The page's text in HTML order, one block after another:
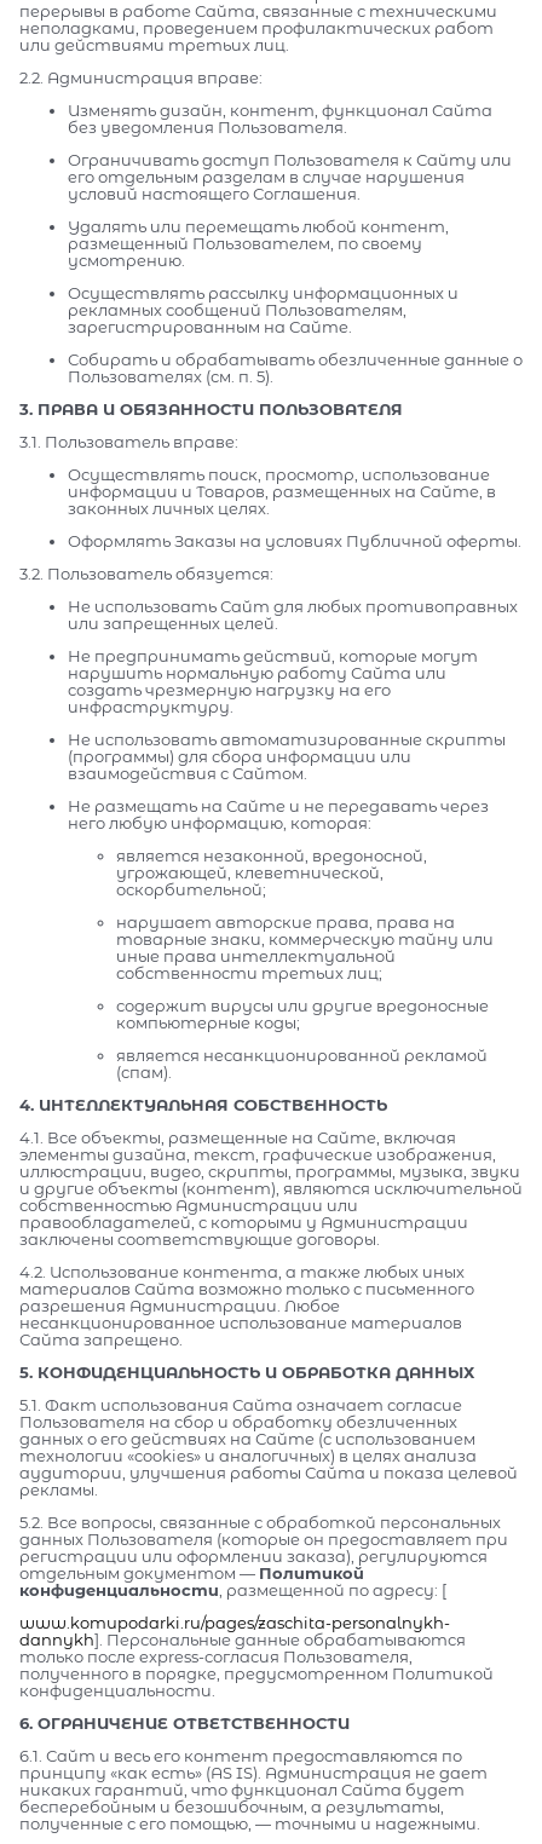
перерывы в работе Сайта, связанные с техническими
неполадками, проведением профилактических работ
или действиями третьих лиц.
2.2. Администрация вправе:
Изменять дизайн, контент, функционал Сайта
без уведомления Пользователя.
Ограничивать доступ Пользователя к Сайту или
его отдельным разделам в случае нарушения
условий настоящего Соглашения.
Удалять или перемещать любой контент,
размещенный Пользователем, по своему
усмотрению.
Осуществлять рассылку информационных и
рекламных сообщений Пользователям,
зарегистрированным на Сайте.
Собирать и обрабатывать обезличенные данные о
Пользователях (см. п. 5).
3. ПРАВА И ОБЯЗАННОСТИ ПОЛЬЗОВАТЕЛЯ
3.1. Пользователь вправе:
Осуществлять поиск, просмотр, использование
информации и Товаров, размещенных на Сайте, в
законных личных целях.
Оформлять Заказы на условиях Публичной оферты.
3.2. Пользователь обязуется:
Не использовать Сайт для любых противоправных
или запрещенных целей.
Не предпринимать действий, которые могут
нарушить нормальную работу Сайта или
создать чрезмерную нагрузку на его
инфраструктуру.
Не использовать автоматизированные скрипты
(программы) для сбора информации или
взаимодействия с Сайтом.
Не размещать на Сайте и не передавать через
него любую информацию, которая:
является незаконной, вредоносной,
угрожающей, клеветнической,
оскорбительной;
нарушает авторские права, права на
товарные знаки, коммерческую тайну или
иные права интеллектуальной
собственности третьих лиц;
содержит вирусы или другие вредоносные
компьютерные коды;
является несанкционированной рекламой
(спам).
4. ИНТЕЛЛЕКТУАЛЬНАЯ СОБСТВЕННОСТЬ
4.1. Все объекты, размещенные на Сайте, включая
элементы дизайна, текст, графические изображения,
иллюстрации, видео, скрипты, программы, музыка, звуки
и другие объекты (контент), являются исключительной
собственностью Администрации или
правообладателей, с которыми у Администрации
заключены соответствующие договоры.
4.2. Использование контента, а также любых иных
материалов Сайта возможно только с письменного
разрешения Администрации. Любое
несанкционированное использование материалов
Сайта запрещено.
5. КОНФИДЕНЦИАЛЬНОСТЬ И ОБРАБОТКА ДАННЫХ
5.1. Факт использования Сайта означает согласие
Пользователя на сбор и обработку обезличенных
данных о его действиях на Сайте (с использованием
технологии «cookies» и аналогичных) в целях анализа
аудитории, улучшения работы Сайта и показа целевой
рекламы.
5.2. Все вопросы, связанные с обработкой персональных
данных Пользователя (которые он предоставляет при
регистрации или оформлении заказа), регулируются
отдельным документом — Политикой
конфиденциальности , размещенной по адресу: [
www.komupodarki.ru/pages/zaschita-personalnykh-
dannykh]. Персональные данные обрабатываются
только после express-согласия Пользователя,
полученного в порядке, предусмотренном Политикой
конфиденциальности.
6. ОГРАНИЧЕНИЕ ОТВЕТСТВЕННОСТИ
6.1. Сайт и весь его контент предоставляются по
принципу «как есть» (AS IS). Администрация не дает
никаких гарантий, что функционал Сайта будет
бесперебойным и безошибочным, а результаты,
полученные с его помощью, — точными и надежными.